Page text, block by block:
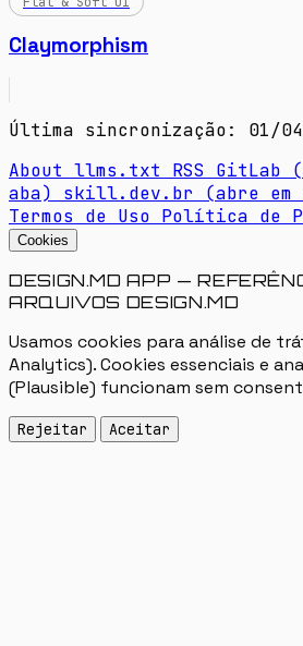
Claymorphism
Última sincronização: 01/
About llms.txt RSS GitLab
aba)
skill.dev.br (abre em
Termos de Uso Política de
Cookies
DESIGN.MD APP —
ARQUIVOS DESIGN.MD
Usamos cookies para análise de
Analytics). Cookies essenciais e
(Plausible) funcionam sem
Rejeitar Aceitar